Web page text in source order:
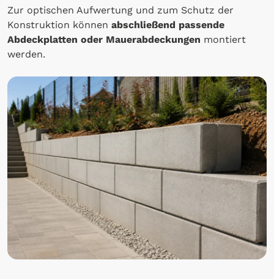
Zur optischen Aufwertung und zum Schutz der
Konstruktion können abschließend passende
Abdeckplatten oder Mauerabdeckungen montiert
werden.